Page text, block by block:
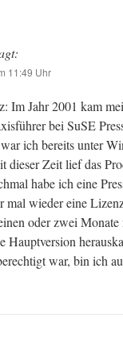
11:49 Uhr
Im Jahr 2001 kam
bei SuSE
ich bereits unter
dieser Zeit lief das
habe ich eine
mal wieder eine
oder zwei
Hauptversion
war, bin ich